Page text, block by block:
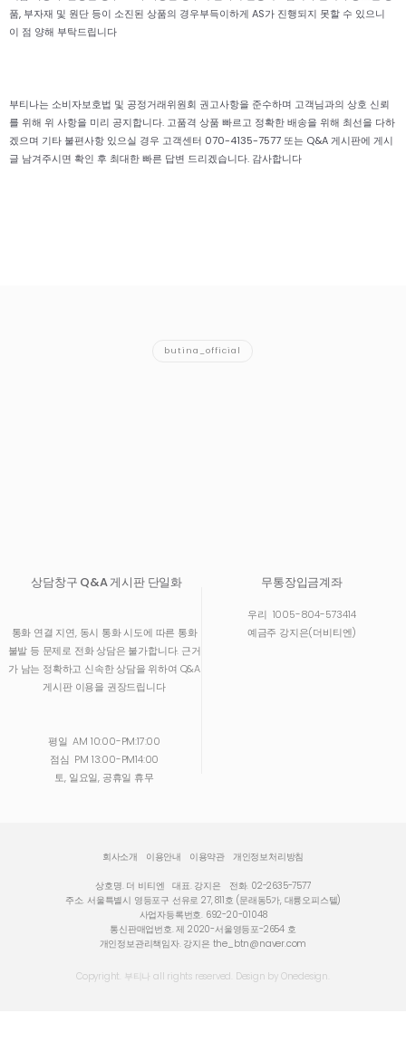
품, 부자재 및 원단 등이 소진된 상품의 경우부득이하게 AS가 진행되지 못할 수 있으니
이 점 양해 부탁드립니다
부티나는 소비자보호법 및 공정거래위원회 권고사항을 준수하며 고객님과의 상호 신뢰
를 위해 위 사항을 미리 공지합니다. 고품격 상품 빠르고 정확한 배송을 위해 최선을 다하
겠으며 기타 불편사항 있으실 경우 고객센터 070-4135-7577 또는 Q&A 게시판에 게시
글 남겨주시면 확인 후 최대한 빠른 답변 드리겠습니다. 감사합니다
butina_official
상담창구 Q&A 게시판 단일화
통화 연결 지연, 동시 통화 시도에 따른 통화
불발 등 문제로 전화 상담은 불가합니다. 근거
가 남는 정확하고 신속한 상담을 위하여 Q&A
게시판 이용을 권장드립니다
평일 AM 10:00-PM:17:00
점심 PM 13:00-PM14:00
토, 일요일, 공휴일 휴무
무통장입금계좌
우리 1005-804-573414
예금주 강지은(더비티엔)
회사소개 이용안내 이용약관 개인정보처리방침
상호명. 더 비티엔 대표. 강지은
전화. 02-2635-7577
주소. 서울특별시 영등포구 선유로 27, 811호 (문래동5가, 대륭오피스텔)
사업자등록번호. 692-20-01048
통신판매업번호. 제 2020-서울영등포-2654 호
개인정보관리책임자. 강지은 the_btn@naver.com
Copyright. 부티나 all rights reserved. Design by Onedesign.